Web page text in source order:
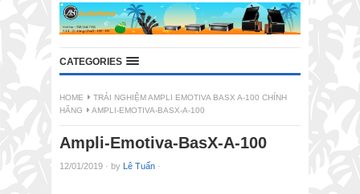
CATEGORIES
HOME
TRẢI NGHIỆM AMPLI EMOTIVA BASX A-100 CHÍNH
HÃNG
AMPLI-EMOTIVA-BASX-A-100
Ampli-Emotiva-BasX-A-100
12/01/2019 · by Lê Tuấn ·